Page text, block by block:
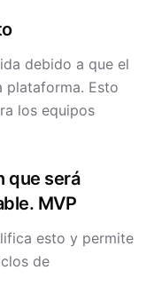
debido a que el
plataforma. Esto
los equipos
que será
MVP
esto y permite
de